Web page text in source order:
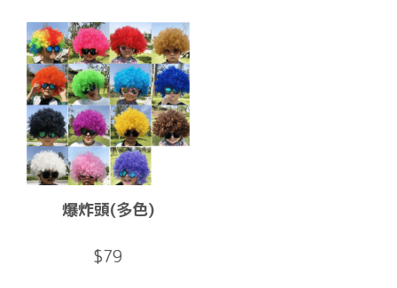
爆炸頭(多色)
$79